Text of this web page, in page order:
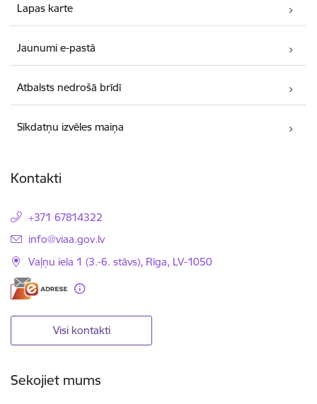
Lapas karte
Jaunumi e-pastā
Atbalsts nedrošā brīdī
Sīkdatņu izvēles maiņa
Kontakti
+371 67814322
E-pasts:
info@viaa.gov.lv
Vaļņu iela 1 (3.-6. stāvs), Rīga, LV-1050
Visi kontakti
Sekojiet mums